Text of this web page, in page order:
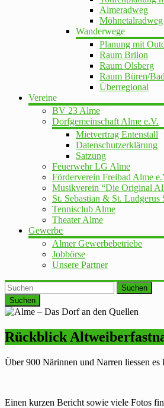
Almeradweg
Möhnetalradweg
Wanderwege
Planung mit
Raum Brilon
Raum Olsberg
Raum Büren/
Überregional
Vereine
BV 23 Alme
Dorfgemeinschaft Alme e.V.
Mietvertrag Entenstall
Datenschutzerklärung
Satzung
Feuerwehr LG Alme
Förderverein Freibad Alme
Musikverein “Die Original
St. Sebastian & St. Ludgerus
Tennisclub Alme
Theater Alme
Gewerbe
Almer Gewerbebetriebe
Jobbörse
Unsere Partner
Suchen
Rückblick
Über 900 Närinnen und Narren liessen
Einen kurzen Bericht sowie viele Fotos